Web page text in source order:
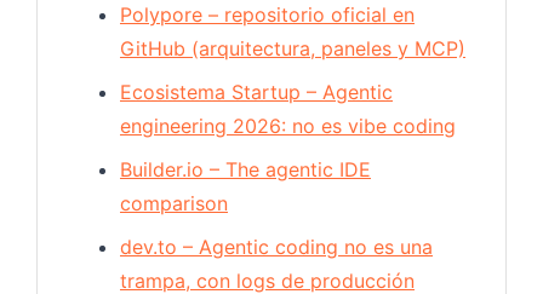
Polypore – repositorio oficial en
GitHub (arquitectura, paneles y MCP)
Ecosistema Startup – Agentic
engineering 2026: no es vibe coding
Builder.io – The agentic IDE
comparison
dev.to – Agentic coding no es una
trampa, con logs de producción